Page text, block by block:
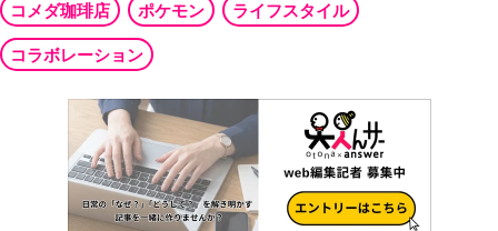
コメダ珈琲店
ポケモン ライフスタイル
コラボレーション